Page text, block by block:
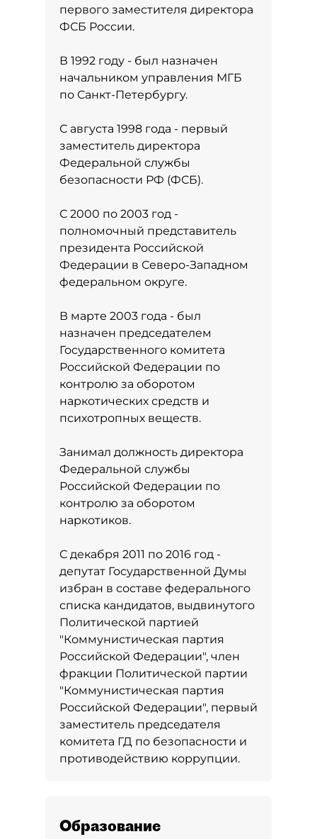
первого заместителя директора
ФСБ России.
В 1992 году - был назначен
начальником управления МГБ
по Санкт-Петербургу.
С августа 1998 года - первый
заместитель директора
Федеральной службы
безопасности РФ (ФСБ).
С 2000 по 2003 год -
полномочный представитель
президента Российской
Федерации в Северо-Западном
федеральном округе.
В марте 2003 года - был
назначен председателем
Государственного комитета
Российской Федерации по
контролю за оборотом
наркотических средств и
психотропных веществ.
Занимал должность директора
Федеральной службы
Российской Федерации по
контролю за оборотом
наркотиков.
С декабря 2011 по 2016 год -
депутат Государственной Думы
избран в составе федерального
списка кандидатов, выдвинутого
Политической партией
"Коммунистическая партия
Российской Федерации", член
фракции Политической партии
"Коммунистическая партия
Российской Федерации", первый
заместитель председателя
комитета ГД по безопасности и
противодействию коррупции.
Образование